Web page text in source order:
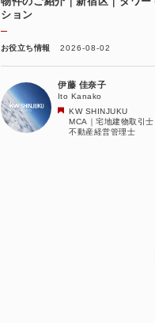
ション
お役立ち情報 2026-08-02
伊藤 佳奈子
Ito Kanako
KW SHINJUKU
MCA｜宅地建物取引
不動産経営管理士